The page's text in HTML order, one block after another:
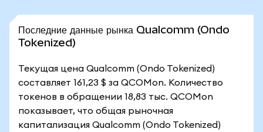
Последние данные рынка Qualcomm (Ondo
Tokenized)
Текущая цена Qualcomm (Ondo Tokenized)
составляет 161,23 $ за QCOMon. Количество
токенов в обращении 18,83 тыс. QCOMon
показывает, что общая рыночная
капитализация Qualcomm (Ondo Tokenized)